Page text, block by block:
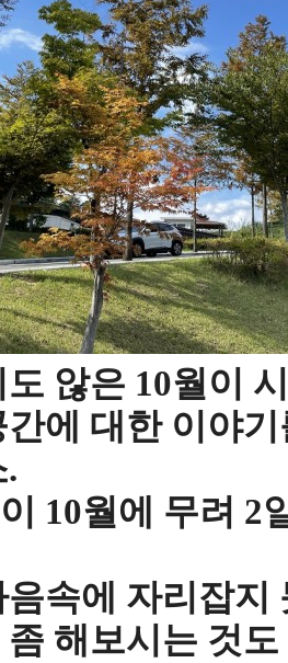
않은 10월이
에 대한 이야
10월에 무려 2
속에 자리잡지
해보시는 것